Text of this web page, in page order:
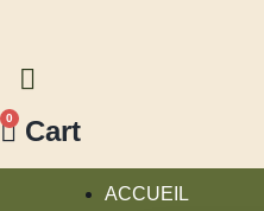
contenu
0 Cart
ACCUEIL